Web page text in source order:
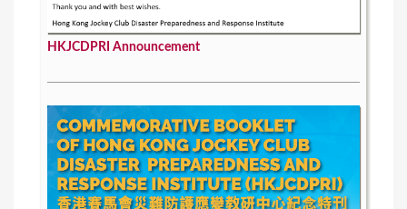
HKJCDPRI Announcement